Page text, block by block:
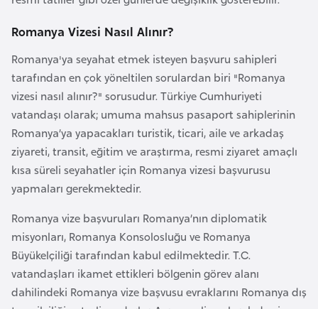
Romanya Vizesi Nasıl Alınır?
Romanya'ya seyahat etmek isteyen başvuru sahipleri
tarafından en çok yöneltilen sorulardan biri "Romanya
vizesi nasıl alınır?" sorusudur. Türkiye Cumhuriyeti
vatandaşı olarak; umuma mahsus pasaport sahiplerinin
Romanya’ya yapacakları turistik, ticari, aile ve arkadaş
ziyareti, transit, eğitim ve araştırma, resmi ziyaret amaçlı
kısa süreli seyahatler için Romanya vizesi başvurusu
yapmaları gerekmektedir.
Romanya vize başvuruları Romanya’nın diplomatik
misyonları, Romanya Konsolosluğu ve Romanya
Büyükelçiliği tarafından kabul edilmektedir. T.C.
vatandaşları ikamet ettikleri bölgenin görev alanı
dahilindeki Romanya vize başvusu evraklarını Romanya dış
r
e
t
i
C
e
z
a
y
i
r
C